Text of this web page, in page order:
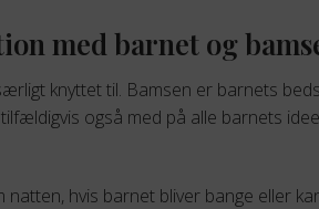
med barnet og
knyttet til. Bamsen er barnets
også med på alle barnets
hvis barnet bliver bange eller